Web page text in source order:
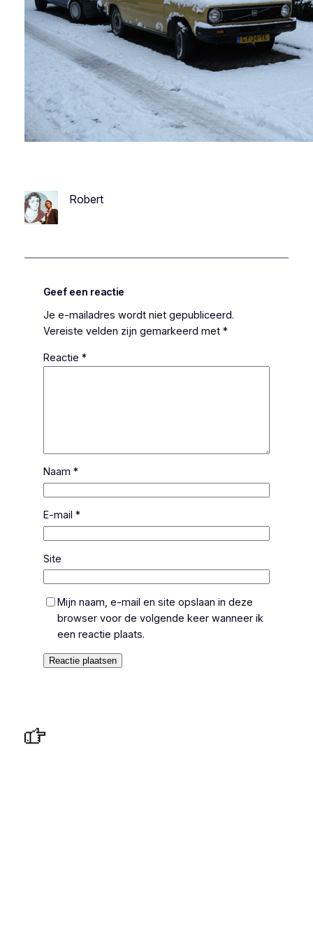
Robert
Geef een reactie
Je e-mailadres wordt niet gepubliceerd.
Vereiste velden zijn gemarkeerd met *
Reactie *
Naam *
E-mail *
Site
Mijn naam, e-mail en site opslaan in deze
browser voor de volgende keer wanneer ik
een reactie plaats.